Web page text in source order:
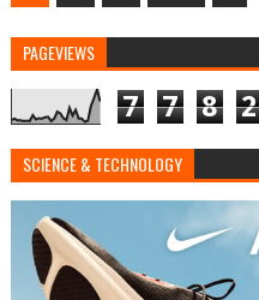
PAGEVIEWS
7 7 8 2
SCIENCE & TECHNOLOGY